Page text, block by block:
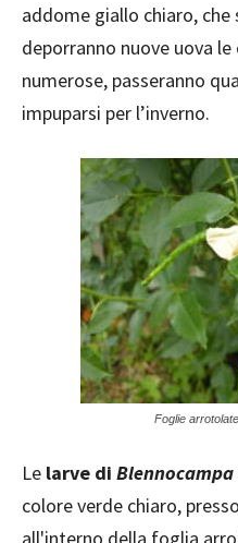
addome giallo chiaro,
deporranno nuove uova
numerose, passeranno
impuparsi per l’inverno.
Foglie
Le larve di Blennocampa
colore verde chiaro,
all'interno della foglia